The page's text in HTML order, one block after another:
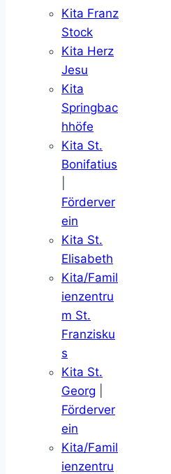
Kita Franz
Stock
Kita Herz
Jesu
Kita
Springbac
hhöfe
Kita St.
Bonifatius
Förderver
ein
Kita St.
Elisabeth
Kita/Famil
ienzentru
m St.
Franzisku
s
Kita St.
Georg
Förderver
ein
Kita/Famil
ienzentru